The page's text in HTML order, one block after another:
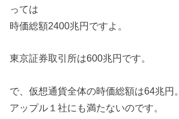
っては
時価総額2400兆円ですよ。
東京証券取引所は600兆円です。
で、仮想通貨全体の時価総額は64兆円。
アップル１社にも満たないのです。